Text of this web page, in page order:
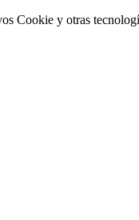
y otras